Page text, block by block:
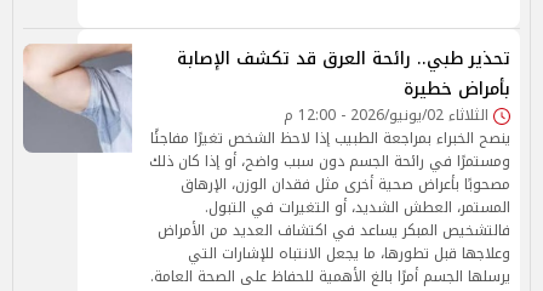
تحذير طبي.. رائحة العرق قد تكشف الإصابة
بأمراض خطيرة
الثلاثاء 02/يونيو/2026 - 12:00 م
ينصح الخبراء بمراجعة الطبيب إذا لاحظ الشخص تغيرًا مفاجئًا
ومستمرًا في رائحة الجسم دون سبب واضح، أو إذا كان ذلك
مصحوبًا بأعراض صحية أخرى مثل فقدان الوزن، الإرهاق
المستمر، العطش الشديد، أو التغيرات في التبول.
فالتشخيص المبكر يساعد في اكتشاف العديد من الأمراض
وعلاجها قبل تطورها، ما يجعل الانتباه للإشارات التي
يرسلها الجسم أمرًا بالغ الأهمية للحفاظ على الصحة العامة.